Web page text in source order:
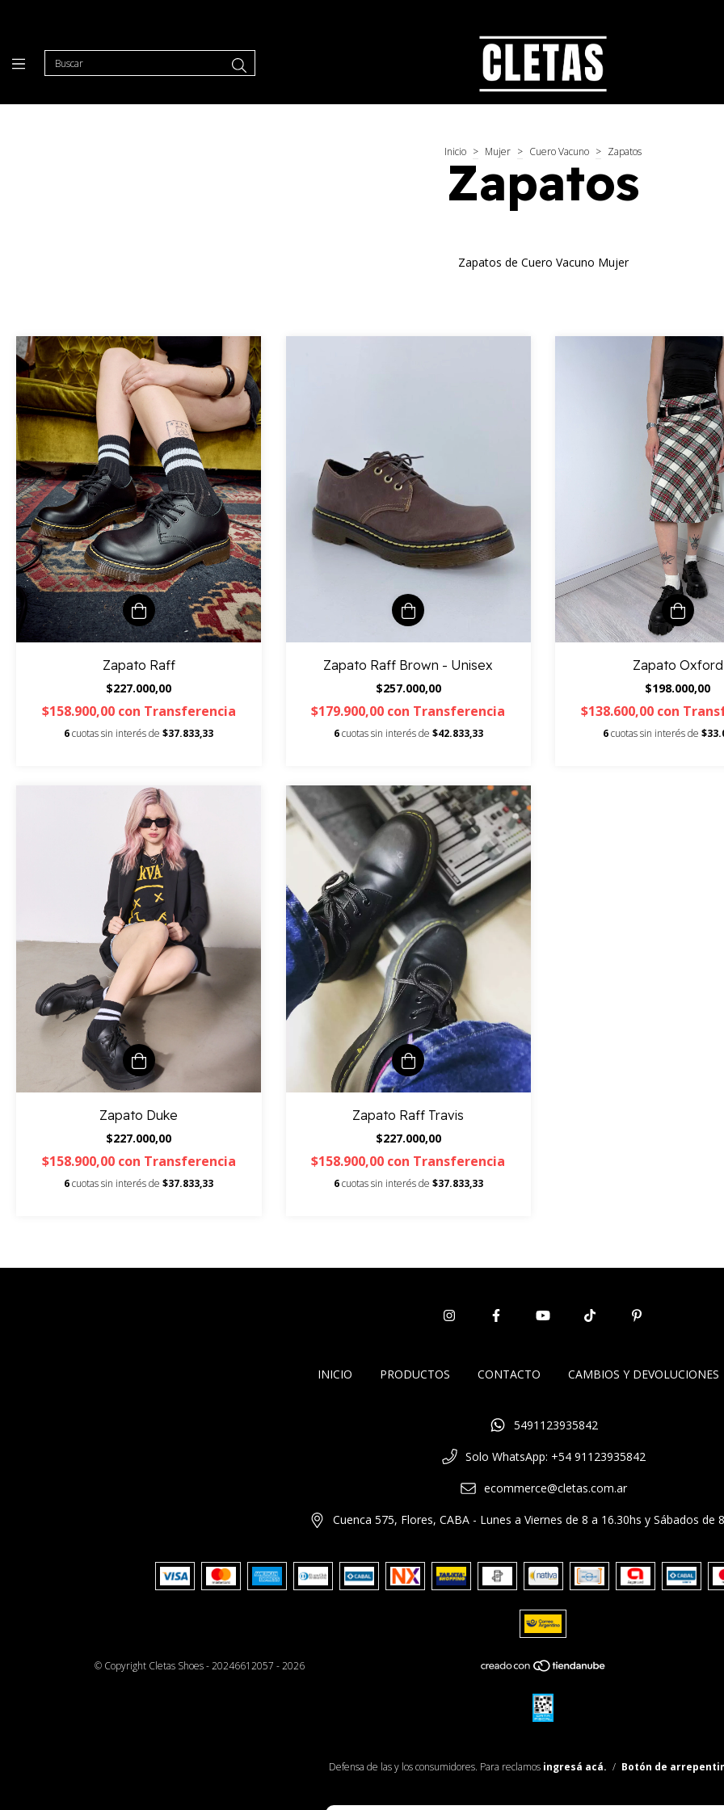
Inicio > Mujer > Cuero Vacuno > Zapatos
Zapatos
Zapatos de Cuero Vacuno Mujer
Zapato Raff
$227.000,00
$158.900,00 con Transferencia
6cuotas sin interés de$37.833,33
Zapato Raff Brown - Unisex
$257.000,00
$179.900,00 con Transferencia
6cuotas sin interés de $42.833,33
Zapato Oxford
$198.000,00
$138.600,00 con
6cuotas sin interés de
Zapato Duke
$227.000,00
$158.900,00 con Transferencia
6cuotas sin interés de$37.833,33
Zapato Raff Travis
$227.000,00
$158.900,00 con Transferencia
6cuotas sin interés de $37.833,33
INICIO PRODUCTOS CONTACTO CAMBIOS Y DEVOLUCIONES
5491123935842
Solo WhatsApp: +54 91123935842
ecommerce@cletas.com.ar
Cuenca 575, Flores, CABA - Lunes a Viernes de 8 a 16.30hs y Sábados de
© Copyright Cletas Shoes - 20246612057 - 2026
Defensa de las y los consumidores. Para reclamos ingresá acá. / Botón de